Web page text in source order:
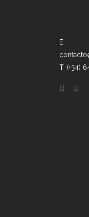
E:
T: (+34)